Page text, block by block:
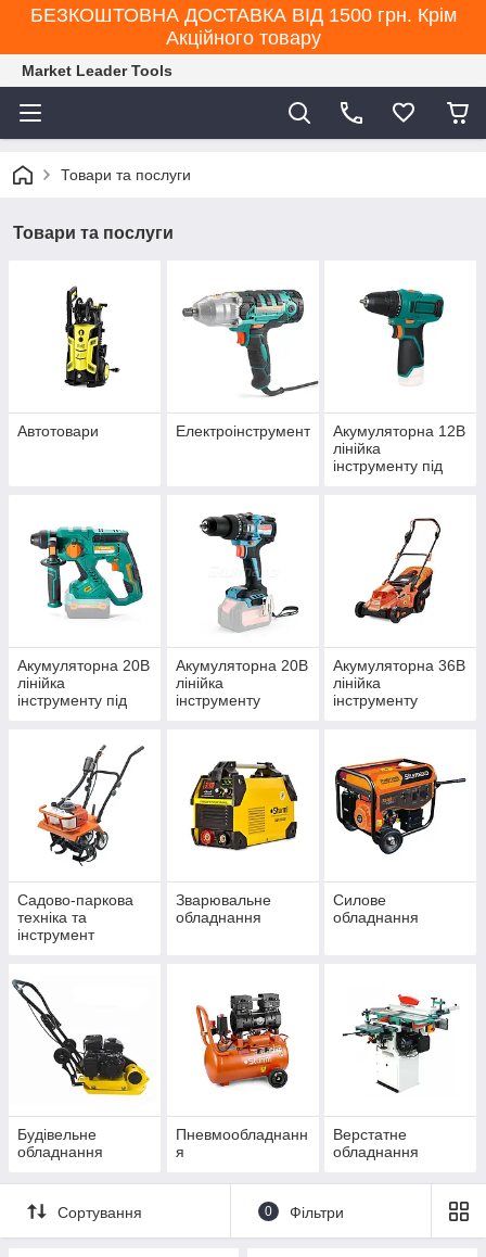
БЕЗКОШТОВНА ДОСТАВКА ВІД 1500 грн. Крім
Акційного товару
Market Leader Tools
Товари та послуги
Товари та послуги
Автотовари Електроінструмент
Акумуляторна 12В
лінійка
інструменту під
Акумуляторна 20В
лінійка
інструменту під
Акумуляторна 20В
лінійка
інструменту
Акумуляторна 36В
лінійка
інструменту
Садово-паркова
техніка та
інструмент
Зварювальне
обладнання
Силове
обладнання
Будівельне
обладнання
Пневмообладнанн
я
Верстатне
обладнання
Сортування 0 Фільтри